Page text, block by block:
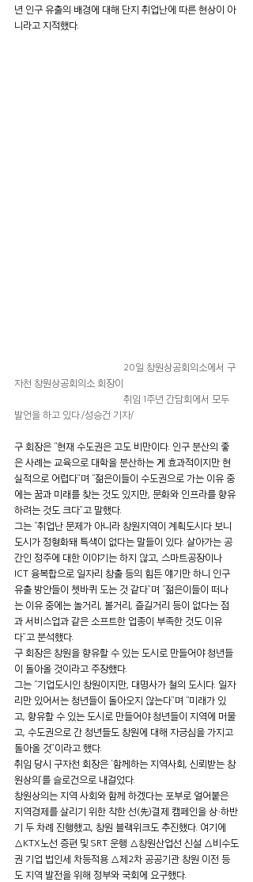
년 인구 유출의 배경에 대해 단지 취업난에 따른 현상이 아
니라고 지적했다.
자천 창원상공회의소 회장이
발언을 하고 있다./성승건 기자/
구 회장은 “현재 수도권은 고도 비만이다. 인구 분산의 좋
은 사례는 교육으로 대학을 분산하는 게 효과적이지만 현
실적으로 어렵다”며 “젊은이들이 수도권으로 가는 이유 중
에는 꿈과 미래를 찾는 것도 있지만, 문화와 인프라를 향유
하려는 것도 크다”고 말했다.
그는 “취업난 문제가 아니라 창원지역이 계획도시다 보니
도시가 정형화돼 특색이 없다는 말들이 있다. 살아가는 공
간인 정주에 대한 이야기는 하지 않고, 스마트공장이나
ICT 융복합으로 일자리 창출 등의 힘든 얘기만 하니 인구
유출 방안들이 쳇바퀴 도는 것 같다”며 “젊은이들이 떠나
는 이유 중에는 놀거리, 볼거리, 즐길거리 등이 없다는 점
과 서비스업과 같은 소프트한 업종이 부족한 것도 이유
다”고 분석했다.
구 회장은 창원을 향유할 수 있는 도시로 만들어야 청년들
이 돌아올 것이라고 주장했다.
그는 “기업도시인 창원이지만, 대명사가 철의 도시다. 일자
리만 있어서는 청년들이 돌아오지 않는다”며 “미래가 있
고, 향유할 수 있는 도시로 만들어야 청년들이 지역에 머물
고, 수도권으로 간 청년들도 창원에 대해 자긍심을 가지고
돌아올 것”이라고 했다.
취임 당시 구자천 회장은 ‘함께하는 지역사회, 신뢰받는 창
원상의’를 슬로건으로 내걸었다.
창원상의는 지역 사회와 함께 하겠다는 포부로 얼어붙은
지역경제를 살리기 위한 착한 선(先)결제 캠페인을 상·하반
기 두 차례 진행했고, 창원 블랙위크도 추진했다. 여기에
△KTX노선 증편 및 SRT 운행 △창원산업선 신설 △비수도
권 기업 법인세 차등적용 △제2차 공공기관 창원 이전 등
도 지역 발전을 위해 정부와 국회에 요구했다.